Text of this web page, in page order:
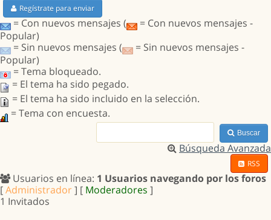
Regístrate para enviar
= Con nuevos mensajes (
= Con nuevos mensajes -
Popular)
= Sin nuevos mensajes (
= Sin nuevos mensajes -
Popular)
= Tema bloqueado.
= El tema ha sido pegado.
= El tema ha sido incluido en la selección.
= Tema con encuesta.
Buscar
Búsqueda Avanzada
RSS
Usuarios en línea: 1 Usuarios navegando por los foros
[Administrador] [ Moderadores ]
1 Invitados